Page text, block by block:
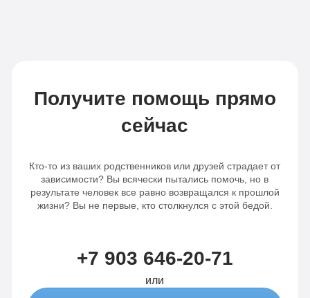
Получите помощь прямо
сейчас
Кто-то из ваших родственников или друзей страдает от
зависимости? Вы всячески пытались помочь, но в
результате человек все равно возвращался к прошлой
жизни? Вы не первые, кто столкнулся с этой бедой.
+7 903 646-20-71
или